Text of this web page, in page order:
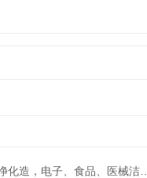
子、食品、医械洁净厂房整体装修–华川洁净